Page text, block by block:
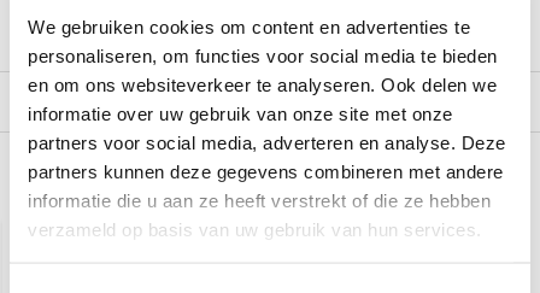
We gebruiken cookies om content en advertenties te
personaliseren, om functies voor social media te bieden
en om ons websiteverkeer te analyseren. Ook delen we
informatie over uw gebruik van onze site met onze
partners voor social media, adverteren en analyse. Deze
partners kunnen deze gegevens combineren met andere
informatie die u aan ze heeft verstrekt of die ze hebben
verzameld op basis van uw gebruik van hun services.
Productomschrijving
Recent bekeken